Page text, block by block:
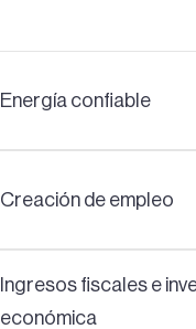
Energía confiable
Creación de empleo
Ingresos fiscales e
económica